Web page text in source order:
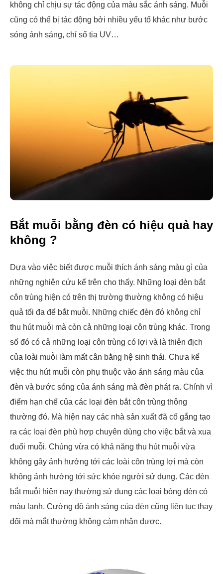
không chỉ chịu sự tác động của màu sắc ánh sáng. Muỗi
cũng có thể bị tác động bởi nhiều yếu tố khác như bước
sóng ánh sáng, chỉ số tia UV…
Bắt muỗi bằng đèn có hiệu quả hay
không ?
Dựa vào việc biết được muỗi thích ánh sáng màu gì của
những nghiên cứu kể trên cho thấy. Những loại đèn bắt
côn trùng hiện có trên thị trường thường không có hiệu
quả tối đa để bắt muỗi. Những chiếc đèn đó không chỉ
thu hút muỗi mà còn cả những loại côn trùng khác. Trong
số đó có cả những loại côn trùng có lợi và là thiên địch
của loài muỗi làm mất cân bằng hệ sinh thái. Chưa kể
việc thu hút muỗi còn phụ thuộc vào ánh sáng màu của
đèn và bước sóng của ánh sáng mà đèn phát ra. Chính vì
điểm hạn chế của các loại đèn bắt côn trùng thông
thường đó. Mà hiện nay các nhà sản xuất đã cố gắng tạo
ra các loại đèn phù hợp chuyên dùng cho việc bắt và xua
đuổi muỗi. Chúng vừa có khả năng thu hút muỗi vừa
không gây ảnh hưởng tới các loài côn trùng lợi mà còn
không ảnh hưởng tới sức khỏe người sử dụng. Các đèn
bắt muỗi hiện nay thường sử dụng các loại bóng đèn có
màu lạnh. Cường độ ánh sáng của đèn cũng liên tục thay
đổi mà mắt thường không cảm nhận được.